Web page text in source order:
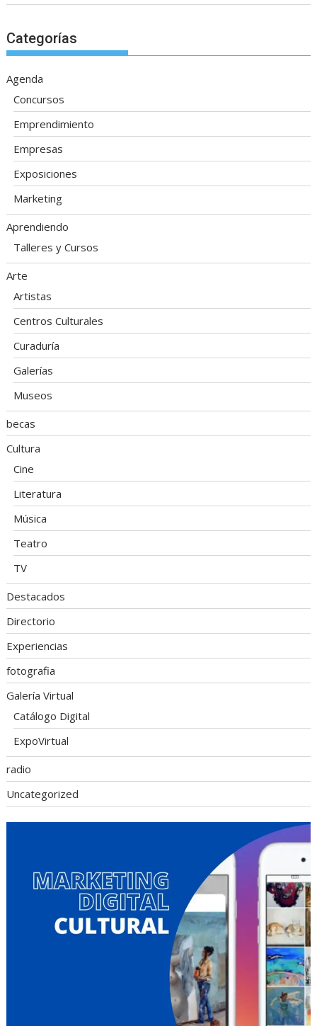
Categorías
Agenda
Concursos
Emprendimiento
Empresas
Exposiciones
Marketing
Aprendiendo
Talleres y Cursos
Arte
Artistas
Centros Culturales
Curaduría
Galerías
Museos
becas
Cultura
Cine
Literatura
Música
Teatro
TV
Destacados
Directorio
Experiencias
fotografia
Galería Virtual
Catálogo Digital
ExpoVirtual
radio
Uncategorized